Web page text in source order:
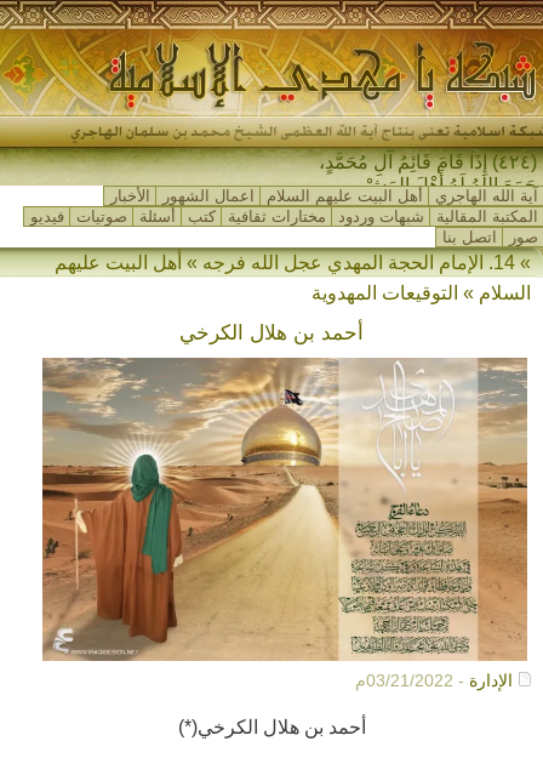
(٤٢٤) إِذَا قَامَ قَائِمُ آلِ مُحَمَّدٍ،
جَمَعَ اللهُ لَهُ أَهْلَ المَشْرِقِ-
آية الله الهاجري أهل البيت عليهم السلام اعمال الشهور
الأخبار
المكتبة المقالية
شبهات وردود مختارات ثقافية كتب أسئلة صوتيات
فيديو
صور
اتصل بنا
» 14. الإمام الحجة المهدي عجل الله فرجه » أهل البيت عليهم
السلام » التوقيعات المهدوية
أحمد بن هلال الكرخي
الإدارة - 03/21/2022م
أحمد بن هلال الكرخي(*)